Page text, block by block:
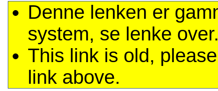
Denne lenken er
system, se lenke
This link is old,
link above.